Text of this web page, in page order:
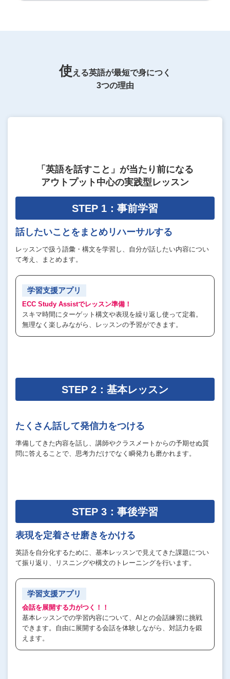
使える英語が最短で身につく
3つの理由
「英語を話すこと」が当たり前になる
アウトプット中心の実践型レッスン
STEP 1：事前学習
話したいことをまとめリハーサルする
レッスンで扱う語彙・構文を学習し、自分が話したい内容につい
て考え、まとめます。
学習支援アプリ
ECC Study Assistでレッスン準備！
スキマ時間にターゲット構文や表現を繰り返し使って定着。
無理なく楽しみながら、レッスンの予習ができます。
STEP 2：基本レッスン
たくさん話して発信力をつける
準備してきた内容を話し、講師やクラスメートからの予期せぬ質
問に答えることで、思考力だけでなく瞬発力も磨かれます。
STEP 3：事後学習
表現を定着させ磨きをかける
英語を自分化するために、基本レッスンで見えてきた課題につい
て振り返り、リスニングや構文のトレーニングを行います。
学習支援アプリ
会話を展開する力がつく！！
基本レッスンでの学習内容について、AIとの会話練習に挑戦
できます。自由に展開する会話を体験しながら、対話力を鍛
えます。